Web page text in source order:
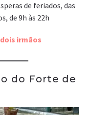
de feriados, das
de 9h às 22h
irmãos
do Forte de